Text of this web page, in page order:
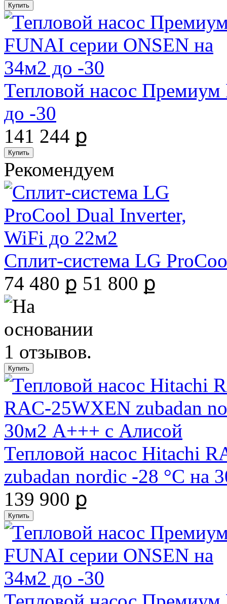
Тепловой насос
до -30
141 244 ք
Рекомендуем
Сплит-система LG
74 480 ք 51 800 ք
Тепловой насос Hitachi
zubadan nordic -28 °С на
139 900 ք